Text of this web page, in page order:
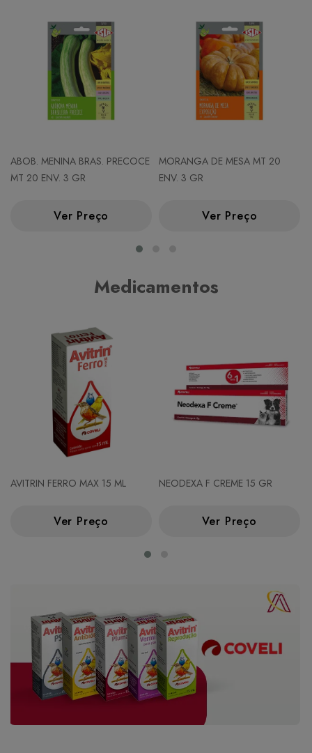
ABOB. MENINA BRAS. PRECOCE
MT 20 ENV. 3 GR
Ver Preço
MORANGA DE MESA MT 20
ENV. 3 GR
Ver Preço
Medicamentos
AVITRIN FERRO MAX 15 ML
Ver Preço
NEODEXA F CREME 15 GR
Ver Preço